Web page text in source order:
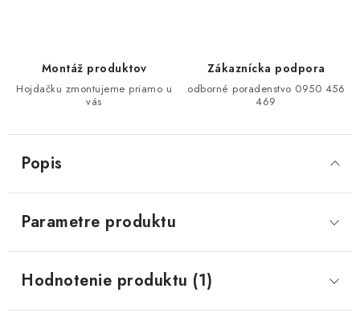
Montáž produktov
Hojdačku zmontujeme priamo u
vás
Zákaznícka podpora
odborné poradenstvo 0950 456
469
Popis
Parametre produktu
Hodnotenie produktu (1)